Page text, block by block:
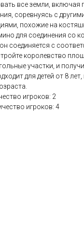
все земли, включая
соревнуясь с
похожие на
для соединения со
соединяется с
королевство
участки, и
для детей от 8
игроков: 2
игроков: 4